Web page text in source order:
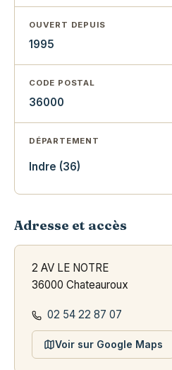
OUVERT DEPUIS
1995
CODE POSTAL
36000
DÉPARTEMENT
Indre (36)
Adresse et accès
2 AV LE NOTRE
36000 Chateauroux
02 54 22 87 07
Voir sur Google Maps